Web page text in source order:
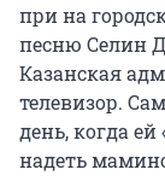
при на
песню Селин
Казанская
телевизор.
день, когда
надеть